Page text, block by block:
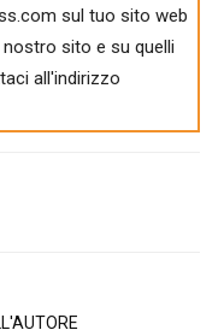
sul tuo sito web
sito e su quelli
all'indirizzo